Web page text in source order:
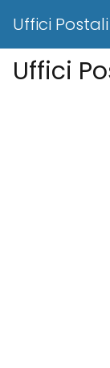
Uffici
Uffici